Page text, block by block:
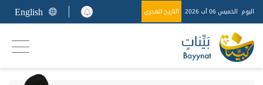
اليوم الخميس 06 آب 2026 التاريخ الهجري English